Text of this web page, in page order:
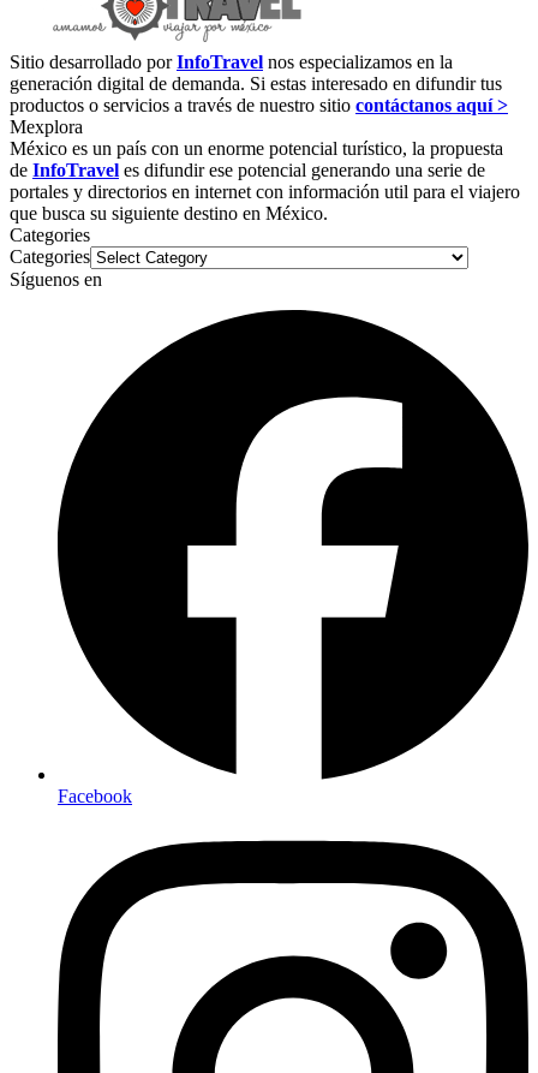
Sitio desarrollado porInfoTravel nos especializamos en la
generación digital de demanda. Si estas interesado en difundir tus
productos o servicios a través de nuestro sitio contáctanos aquí >
Mexplora
México es un país con un enorme potencial turístico, la propuesta
de InfoTravel es difundir ese potencial generando una serie de
portales y directorios en internet con información util para el viajero
que busca su siguiente destino en México.
Categories
Categories
Síguenos en
Facebook